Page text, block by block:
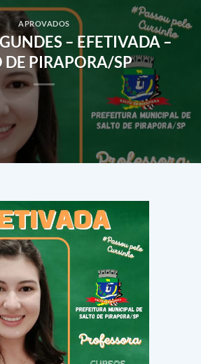
APROVADOS
– EFETIVADA –
DE PIRAPORA/SP